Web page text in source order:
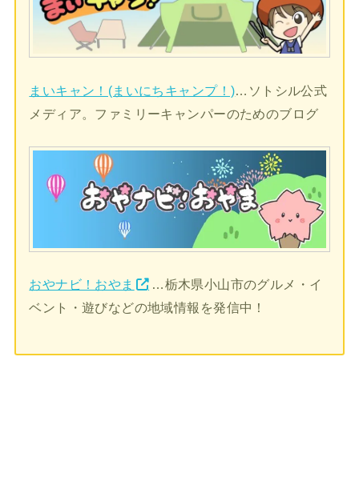
まいキャン！(まいにちキャンプ！) …ソトシル公式
メディア。ファミリーキャンパーのためのブログ
おやナビ！おやま
…栃木県小山市のグルメ・イ
ベント・遊びなどの地域情報を発信中！